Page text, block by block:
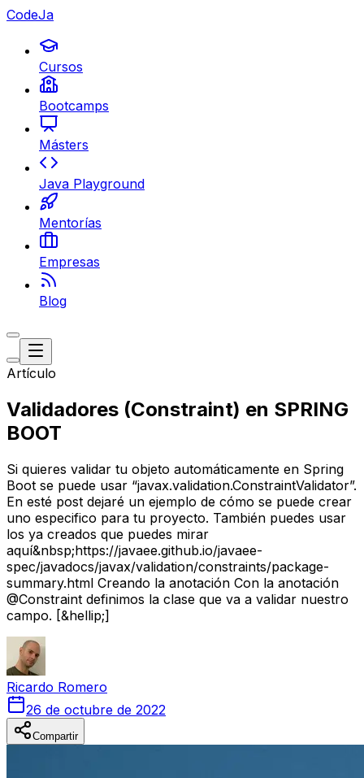
CodeJa
Cursos
Bootcamps
Másters
Java Playground
Mentorías
Empresas
Blog
Artículo
Validadores (Constraint) en SPRING
BOOT
Si quieres validar tu objeto automáticamente en Spring
Boot se puede usar “javax.validation.ConstraintValidator”.
En esté post dejaré un ejemplo de cómo se puede crear
uno especifico para tu proyecto. También puedes usar
los ya creados que puedes mirar
aquí&nbsp;https://javaee.github.io/javaee-
spec/javadocs/javax/validation/constraints/package-
summary.html Creando la anotación Con la anotación
@Constraint definimos la clase que va a validar nuestro
campo. [&hellip;]
Ricardo Romero
26 de octubre de 2022
Compartir